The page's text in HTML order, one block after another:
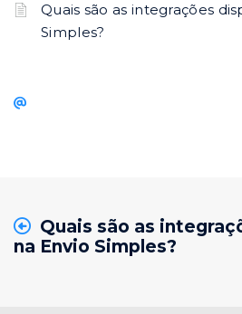
Quais são as integrações
Simples?
Quais são as
na Envio Simples?